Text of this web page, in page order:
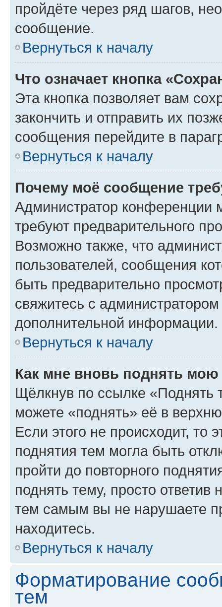
пройдёте через ряд шагов,
сообщение.
Вернуться к началу
Что означает кнопка
Эта кнопка позволяет вам
закончить и отправить их
сообщения перейдите в
Вернуться к началу
Почему моё сообщение
Администратор конференции
требуют предварительного
Возможно также, что
пользователей, сообщения
быть предварительно
свяжитесь с
дополнительной информации.
Вернуться к началу
Как мне вновь поднять мою
Щёлкнув по ссылке «Поднять
можете «поднять» её в
Если этого не происходит, то
поднятия тем могла быть
пройти до повторного
поднять тему, просто ответив
тем самым вы не нарушаете
находитесь.
Вернуться к началу
Форматирование
тем